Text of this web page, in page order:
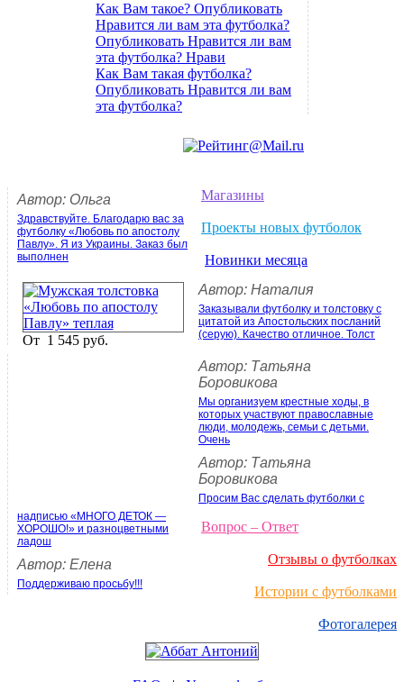
Как Вам такое? Опубликовать
Нравится ли вам эта футболка?
Опубликовать Нравится ли вам
эта футболка? Нрави
Как Вам такая футболка?
Опубликовать Нравится ли вам
эта футболка?
Магазины
Проекты новых футболок
Новинки месяца
От 1 545 руб.
Вопрос – Ответ
Отзывы о футболках
Автор: Ольга
Здравствуйте. Благодарю вас за
футболку «Любовь по апостолу
Павлу». Я из Украины. Заказ был
выполнен
Автор: Наталия
Заказывали футболку и толстовку с
цитатой из Апостольских посланий
(серую). Качество отличное. Толст
Истории с футболками
Автор: Татьяна
Боровикова
Мы организуем крестные ходы, в
которых участвуют православные
люди, молодежь, семьи с детьми.
Очень
Автор: Татьяна
Боровикова
Просим Вас сделать футболки с
надписью «МНОГО ДЕТОК —
ХОРОШО!» и разноцветными
ладош
Автор: Елена
Поддерживаю просьбу!!!
Фотогалерея